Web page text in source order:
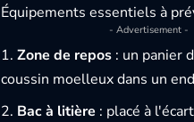
Équipements essentiels à
- Advertisement -
Zone de repos : un panier
coussin moelleux dans un
Bac à litière : placé à